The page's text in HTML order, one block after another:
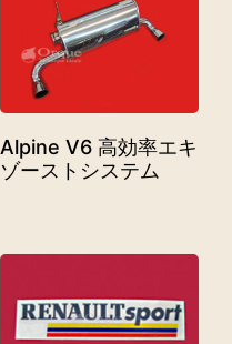
Alpine V6 高効率エキ
ゾーストシステム